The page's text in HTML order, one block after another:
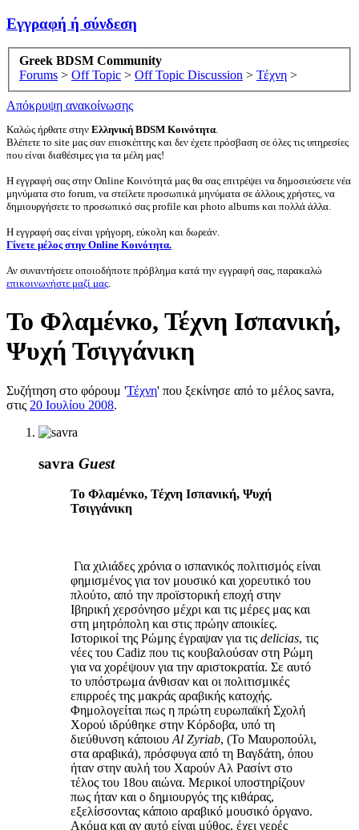
Εγγραφή ή σύνδεση
Greek BDSM Community
Forums > Off Topic > Off Topic Discussion > Τέχνη >
Απόκρυψη ανακοίνωσης
Καλώς ήρθατε στην Ελληνική BDSM Κοινότητα.
Βλέπετε το site μας σαν επισκέπτης και δεν έχετε πρόσβαση σε όλες τις υπηρεσίες
που είναι διαθέσιμες για τα μέλη μας!
Η εγγραφή σας στην Online Κοινότητά μας θα σας επιτρέψει να δημοσιεύσετε νέα
μηνύματα στο forum, να στείλετε προσωπικά μηνύματα σε άλλους χρήστες, να
δημιουργήσετε το προσωπικό σας profile και photo albums και πολλά άλλα.
Η εγγραφή σας είναι γρήγορη, εύκολη και δωρεάν.
Γίνετε μέλος στην Online Κοινότητα.
Αν συναντήσετε οποιοδήποτε πρόβλημα κατά την εγγραφή σας, παρακαλώ
επικοινωνήστε μαζί μας.
Το Φλαμένκο, Τέχνη Ισπανική,
Ψυχή Τσιγγάνικη
Συζήτηση στο φόρουμ 'Τέχνη' που ξεκίνησε από το μέλος savra,
στις 20 Ιουλίου 2008.
savra Guest
Το Φλαμένκο, Τέχνη Ισπανική, Ψυχή
Τσιγγάνικη
Για χιλιάδες χρόνια ο ισπανικός πολιτισμός είναι
φημισμένος για τον μουσικό και χορευτικό του
πλούτο, από την προϊστορική εποχή στην
Ιβηρική χερσόνησο μέχρι και τις μέρες μας και
στη μητρόπολη και στις πρώην αποικίες.
Ιστορικοί της Ρώμης έγραψαν για τις delicias, τις
νέες του Cadiz που τις κουβαλούσαν στη Ρώμη
για να χορέψουν για την αριστοκρατία. Σε αυτό
το υπόστρωμα άνθισαν και οι πολιτισμικές
επιρροές της μακράς αραβικής κατοχής.
Φημολογείται πως η πρώτη ευρωπαϊκή Σχολή
Χορού ιδρύθηκε στην Κόρδοβα, υπό τη
διεύθυνση κάποιου Al Zyriab, (Το Μαυροπούλι,
στα αραβικά), πρόσφυγα από τη Βαγδάτη, όπου
ήταν στην αυλή του Χαρούν Αλ Ρασίντ στο
τέλος του 18ου αιώνα. Μερικοί υποστηρίζουν
πως ήταν και ο δημιουργός της κιθάρας,
εξελίσσοντας κάποιο αραβικό μουσικό όργανο.
Ακόμα και αν αυτό είναι μύθος, έχει γερές